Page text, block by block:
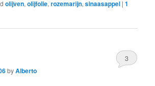
olijven,olijfolie,rozemarijn,sinaasappel |1
byAlberto
3